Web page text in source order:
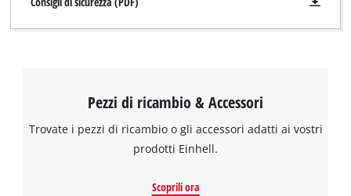
Pezzi di ricambio & Accessori
Trovate i pezzi di ricambio o gli accessori adatti ai vostri
prodotti Einhell.
Scoprili ora